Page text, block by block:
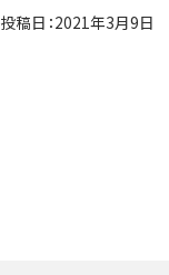
投稿日：2021年3月9日